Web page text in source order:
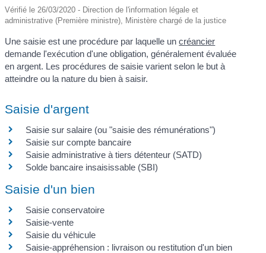
Vérifié le 26/03/2020 - Direction de l'information légale et
administrative (Première ministre), Ministère chargé de la justice
Une saisie est une procédure par laquelle uncréancier
demande l'exécution d'une obligation, généralement évaluée
en argent. Les procédures de saisie varient selon le but à
atteindre ou la nature du bien à saisir.
Saisie d'argent
Saisie sur salaire (ou "saisie des rémunérations")
Saisie sur compte bancaire
Saisie administrative à tiers détenteur (SATD)
Solde bancaire insaisissable (SBI)
Saisie d'un bien
Saisie conservatoire
Saisie-vente
Saisie du véhicule
Saisie-appréhension : livraison ou restitution d'un bien